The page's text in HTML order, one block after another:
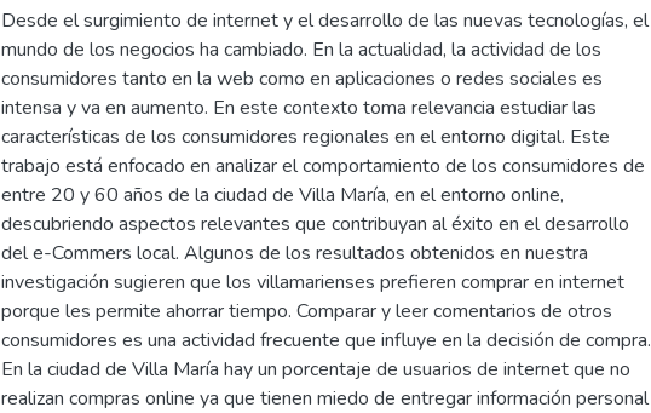
Desde el surgimiento de internet y el desarrollo de las nuevas tecnologías, el
mundo de los negocios ha cambiado. En la actualidad, la actividad de los
consumidores tanto en la web como en aplicaciones o redes sociales es
intensa y va en aumento. En este contexto toma relevancia estudiar las
características de los consumidores regionales en el entorno digital. Este
trabajo está enfocado en analizar el comportamiento de los consumidores de
entre 20 y 60 años de la ciudad de Villa María, en el entorno online,
descubriendo aspectos relevantes que contribuyan al éxito en el desarrollo
del e-Commers local. Algunos de los resultados obtenidos en nuestra
investigación sugieren que los villamarienses prefieren comprar en internet
porque les permite ahorrar tiempo. Comparar y leer comentarios de otros
consumidores es una actividad frecuente que influye en la decisión de compra.
En la ciudad de Villa María hay un porcentaje de usuarios de internet que no
realizan compras online ya que tienen miedo de entregar información personal